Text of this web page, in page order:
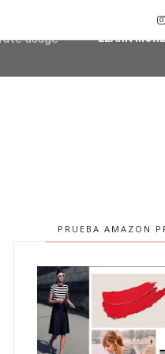
PRUEBA AMAZON
agent
usage
LEARN MORE